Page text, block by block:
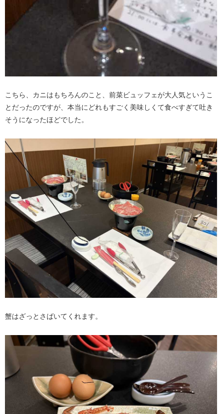
こちら、カニはもちろんのこと、前菜ビュッフェが大人気というこ
とだったのですが、本当にどれもすごく美味しくて食べすぎて吐き
そうになったほどでした。
蟹はざっとさばいてくれます。